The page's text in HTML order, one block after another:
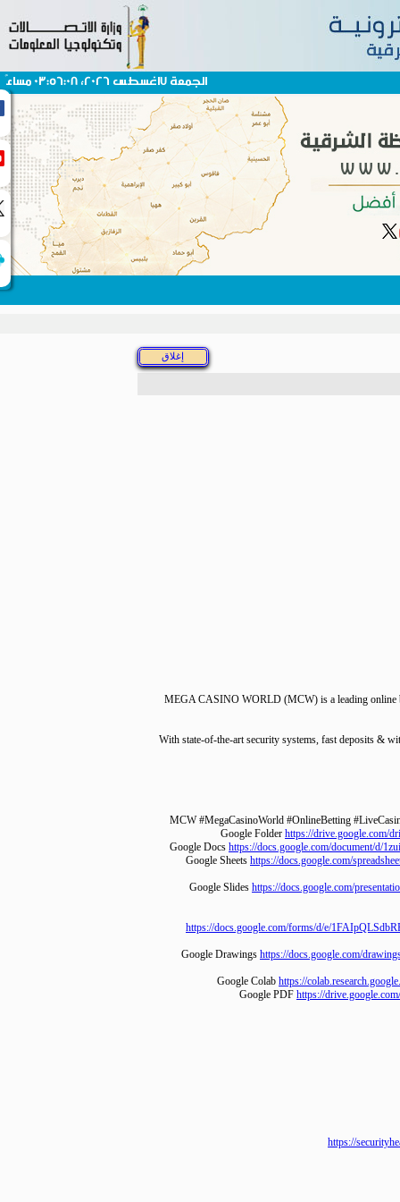
الجمعة 7اغسطس 2026، 03:56:08 مساءً
MEGA CASINO WORLD (MCW) is a leading
With state-of-the-art security systems, fast
Google Folderhttps://
Google Docshttps://docs.google.com/
Google Sheetshttps://docs.google.com/
Google Slideshttps://docs.google.com/
https://docs.google.com/forms/d/e/
Google Drawingshttps://docs.google.com/
Google Colabhttps://
Google PDFhttps://
https://